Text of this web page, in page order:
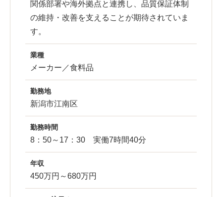
関係部署や海外拠点と連携し、品質保証体制
の維持・改善を支えることが期待されていま
す。
業種
メーカー／食料品
勤務地
新潟市江南区
勤務時間
8：50～17：30 実働7時間40分
年収
450万円～680万円